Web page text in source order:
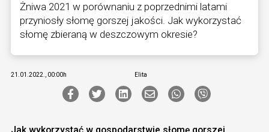
Żniwa 2021 w porównaniu z poprzednimi latami
przyniosły słomę gorszej jakości. Jak wykorzystać
słomę zbieraną w deszczowym okresie?
21.01.2022., 00:00h Elita